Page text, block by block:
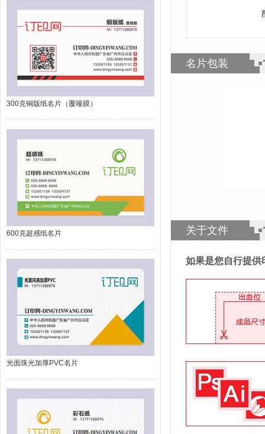
300克铜版纸名片（覆哑膜）
600克超感纸名片
光面珠光加厚PVC名片
名片包装
关于文件
如果是您自行提供